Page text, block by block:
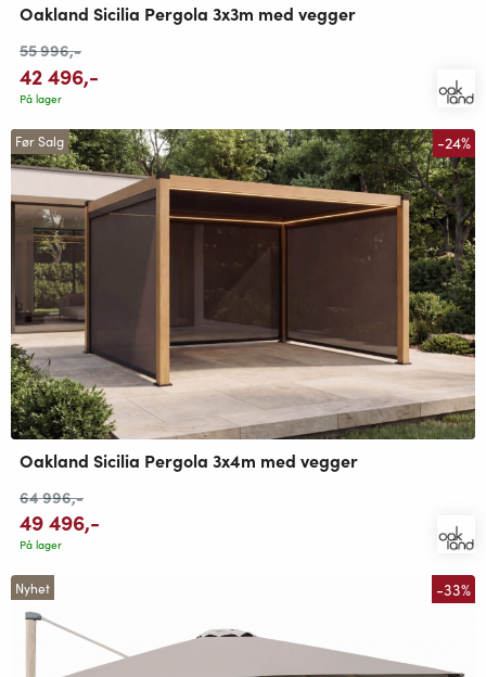
Oakland Sicilia Pergola 3x3m med vegger
55 996,-
42 496,-
På lager
Før Salg -24%
Oakland Sicilia Pergola 3x4m med vegger
64 996,-
49 496,-
På lager
Nyhet -33%